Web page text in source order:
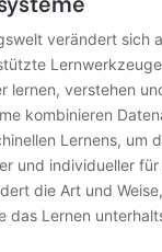
verändert sich
lernen, verstehen
kombinieren
Lernens, um
und individueller
die Art und
das Lernen